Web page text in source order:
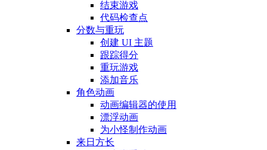
结束游戏
代码检查点
分数与重玩
创建 UI 主题
跟踪得分
重玩游戏
添加音乐
角色动画
动画编辑器的使用
漂浮动画
为小怪制作动画
来日方长